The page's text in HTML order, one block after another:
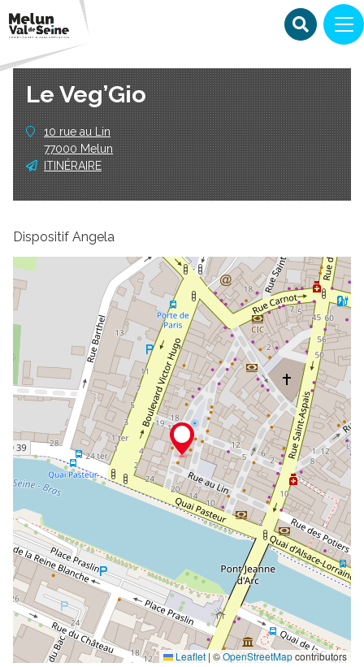
Le Veg’Gio
10 rue au Lin
77000 Melun
ITINÉRAIRE
Dispositif Angela
Leaflet | ©OpenStreetMapcontributors